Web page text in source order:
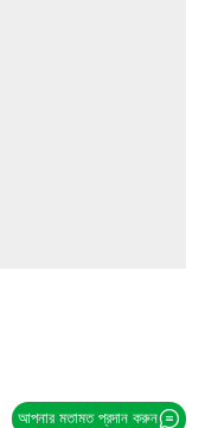
আপনার মতামত প্রদান করুন